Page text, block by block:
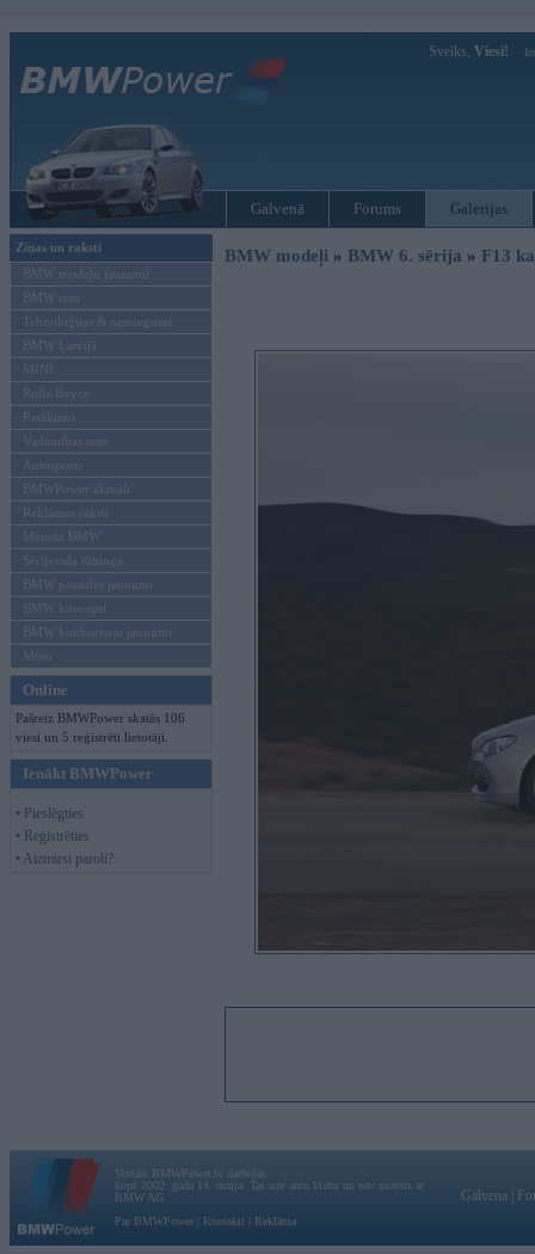
Sveiks, Viesi!
Galvenā Forums Galerijas
Ziņas un raksti
BMW modeļu jaunumi
BMW testi
Tehnoloģijas & sasniegumi
BMW Latvijā
MINI
Rolls-Royce
Pasākumi
Vadāmības tests
Autosports
BMWPower aktuāli
Reklāmas raksti
Mēneša BMW
Sērijveida tūnings
BMW pasaules jaunumi
BMW koncepti
BMW konkurentu jaunumi
Moto
Online
Pašreiz BMWPower skatās 106
viesi un 5 reģistrēti lietotāji.
Ienākt BMWPower
• Pieslēgties
• Reģistrēties
• Aizmirsi paroli?
BMW modeļi » BMW 6. sērija » F13
Vortāls BMWPower.lv darbojas
kopš 2002. gada 14. maija. Tas nav auto klubs un nav saistīts ar
BMW AG.
Par BMWPower
Kontakti Reklāma
Galvena